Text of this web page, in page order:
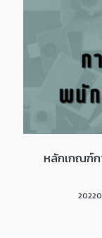
หลักเกณฑ์ก